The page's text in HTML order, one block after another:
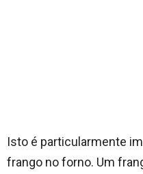
Isto é particularmente
frango no forno. Um